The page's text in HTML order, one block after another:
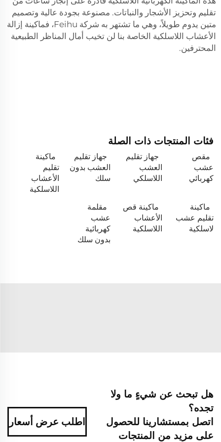
تقليم وتحزيز الأشجار والنباتات. مصنوعة بجودة عالية وتصميم
متين يدوم طويلاً، وهي ما تشتهر به شركة Feihu، فماكينة إزالة
الأعشاب اللاسلكية الخاصة بنا لن تخيب أمال المناظر الطبيعية
المحترفين.
فئات المنتجات ذات الصلة
مقص
عشب
كهربائي
جهاز تقليم
العشب
اللاسلكي
جهاز تقليم
العشب بدون
سلك
ماكينة
تقليم
الأعشاب
اللاسلكية
ماكينة
تقليم عشب
لاسلكية
ماكينة قص
الأعشاب
اللاسلكية
مقلمة
عشب
كهربائية
بدون سلك
هل تبحث عن شيءٍ ما ولا
تجده؟
اتصل بمستشارينا للحصول
على مزيد من المنتجات
اطلب عرض أسعار